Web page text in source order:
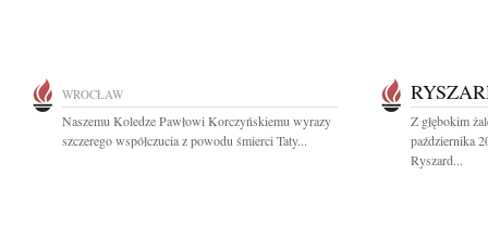
WROCŁAW
Naszemu Koledze Pawłowi Korczyńskiemu wyrazy
szczerego współczucia z powodu śmierci Taty...
Z głębokim
października
Ryszard...